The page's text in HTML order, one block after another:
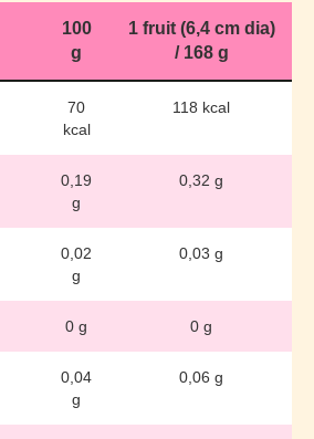
100
g
1 fruit (6,4 cm dia)
/ 168 g
70
kcal
118 kcal
0,19
g
0,32 g
0,02
g
0,03 g
0 g 0 g
0,04
g
0,06 g